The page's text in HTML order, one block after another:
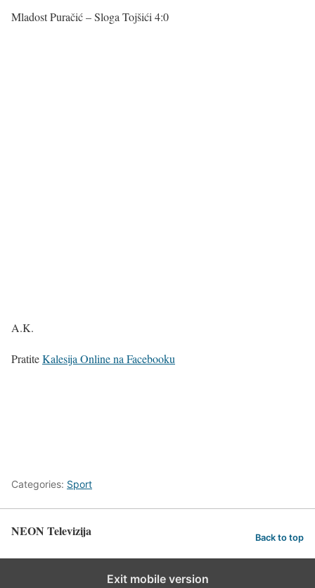
Mladost Puračić – Sloga Tojšići 4:0
A.K.
PratiteKalesija Online na Facebooku
Categories: Sport
NEON Televizija Back to top
Exit mobile version